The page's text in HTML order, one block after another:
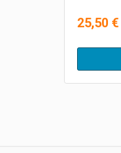
25,50 €